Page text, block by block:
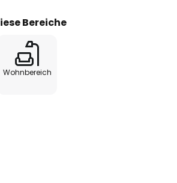
Bereiche
Wohnbereich